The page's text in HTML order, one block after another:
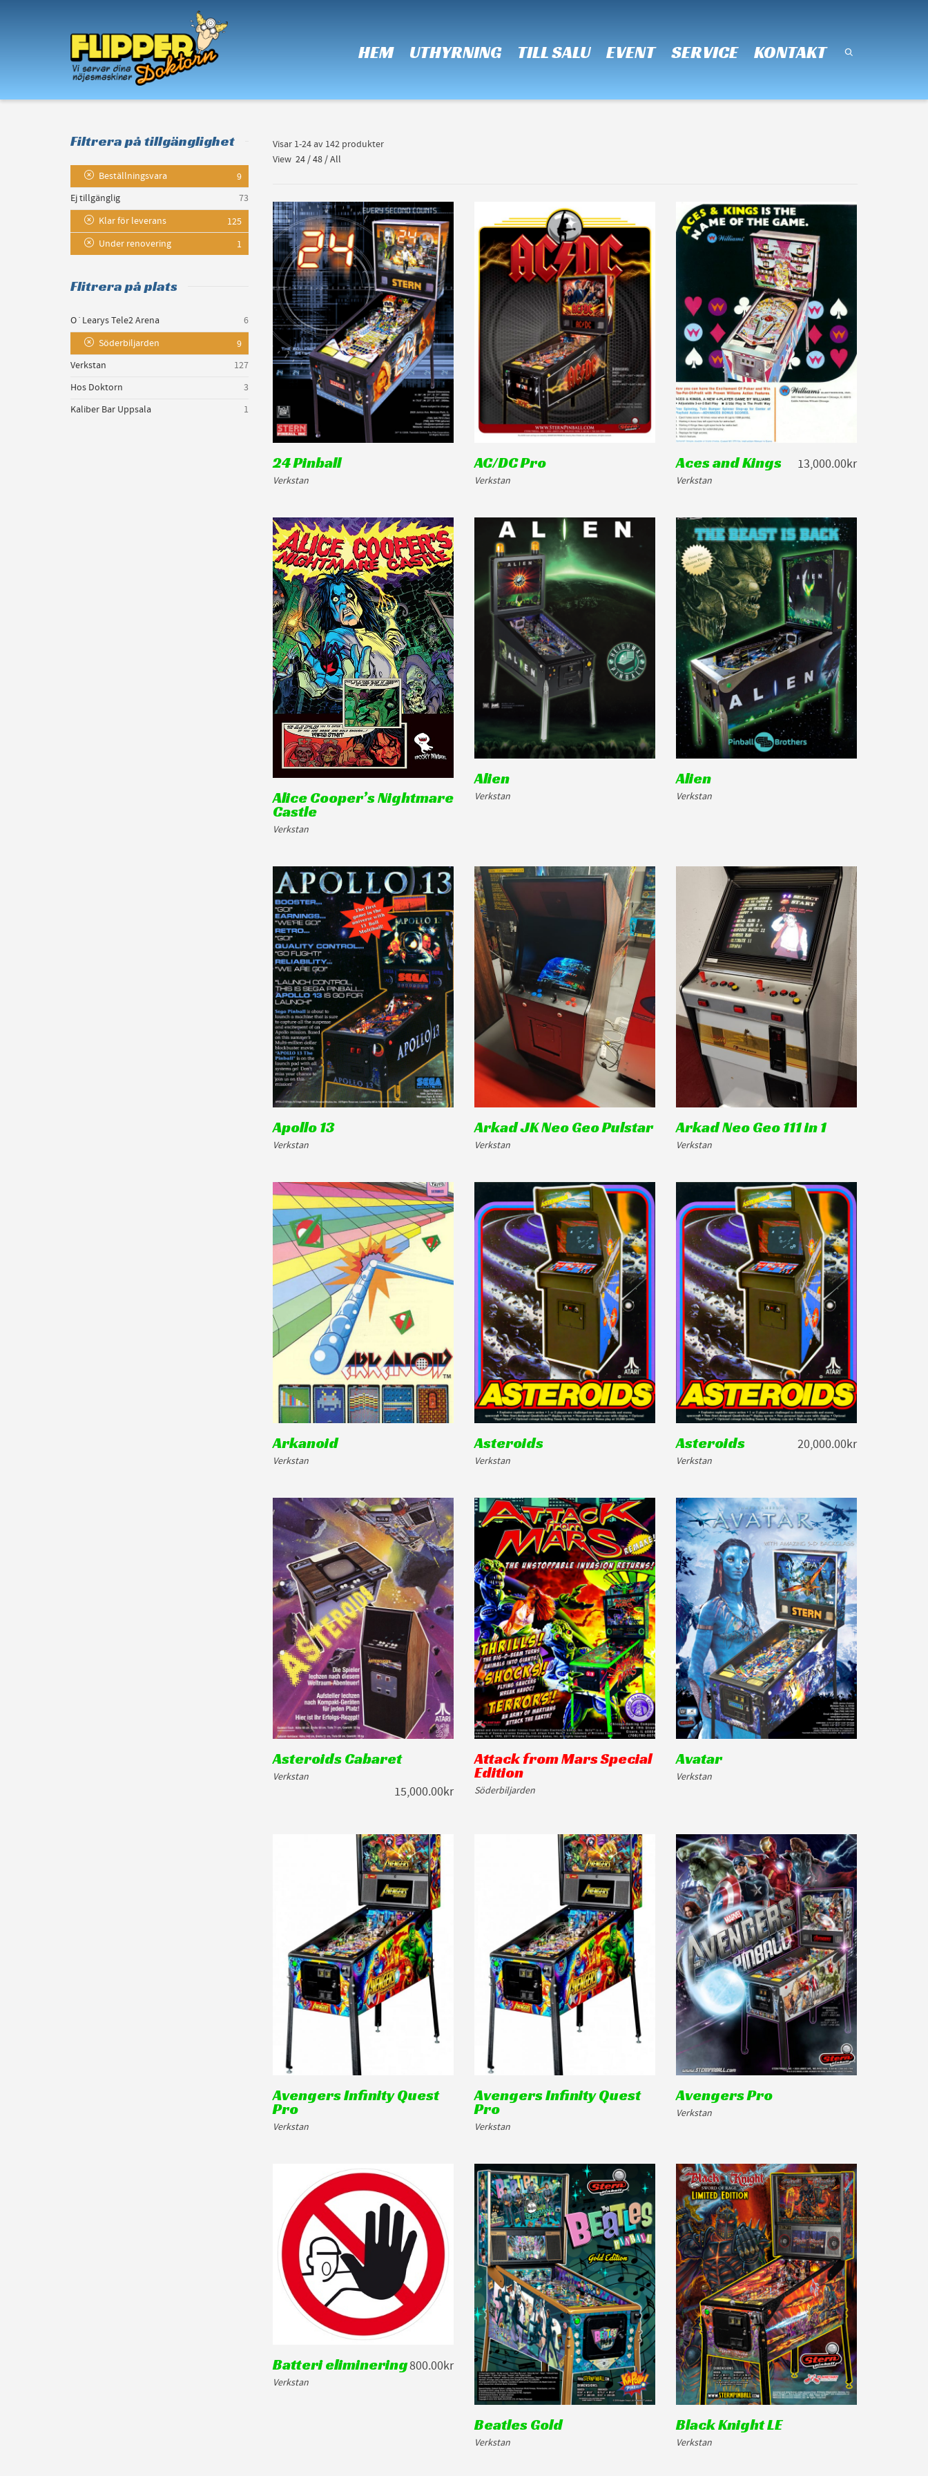
I'm looking forproductin a size
HEM UTHYRNING TILL SALU EVENT SERVICE KONTAKT
Visar 1-24 av 142 produkter
View 24/48/All
24 Pinball
Verkstan
AC/DC Pro
Verkstan
Aces and Kings
Verkstan
13,000.00kr
Alice Cooper’s Nightmare
Castle
Verkstan
Alien
Verkstan
Alien
Verkstan
Apollo 13
Verkstan
Arkad JK Neo Geo Pulstar
Verkstan
Arkad Neo Geo 111 in 1
Verkstan
Arkanoid
Verkstan
Asteroids
Verkstan
Asteroids
Verkstan
20,000.00kr
Asteroids Cabaret
Verkstan
15,000.00kr
Attack from Mars Special
Edition
Söderbiljarden
Avatar
Verkstan
Avengers Infinity Quest
Pro
Verkstan
Avengers Infinity Quest
Pro
Verkstan
Avengers Pro
Verkstan
Batteri eliminering
Verkstan
800.00kr
Beatles Gold
Verkstan
Black Knight LE
Verkstan
Filtrera på tillgänglighet
Beställningsvara
9
Ej tillgänglig
73
Klar för leverans
125
Under renovering
1
Flitrera på plats
O´Learys Tele2 Arena
6
Söderbiljarden
9
Verkstan
127
Hos Doktorn
3
Kaliber Bar Uppsala
1